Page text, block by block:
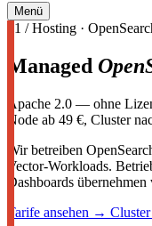
Menü
01 / Hosting ·
Managed
Apache 2.0 — ohne
Node ab 49 €, Cluster
Wir betreiben
Vector-Workloads.
Dashboards
Tarife ansehen →